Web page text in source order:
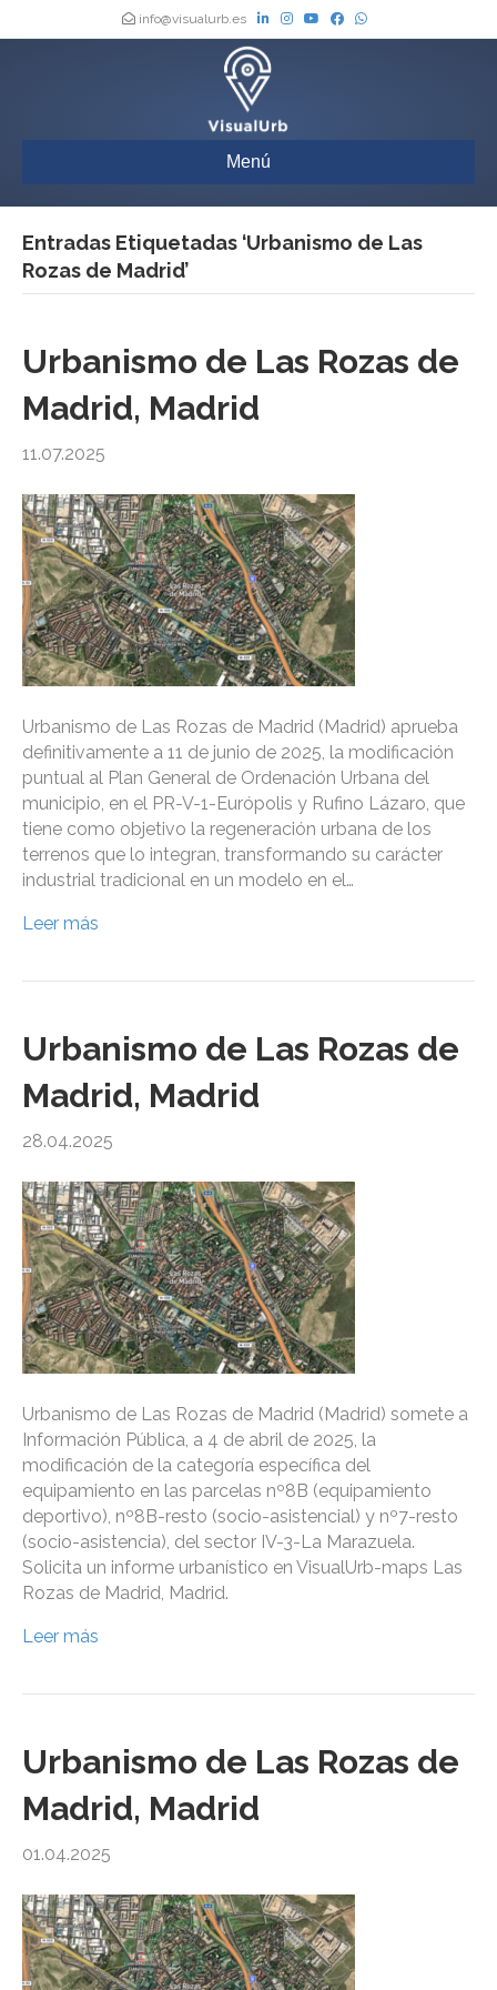
info@visualurb.es
Menú
Entradas Etiquetadas ‘Urbanismo de Las
Rozas de Madrid’
Urbanismo de Las Rozas de
Madrid, Madrid
11.07.2025
Urbanismo de Las Rozas de Madrid (Madrid) aprueba
definitivamente a 11 de junio de 2025, la modificación
puntual al Plan General de Ordenación Urbana del
municipio, en el PR-V-1-Európolis y Rufino Lázaro, que
tiene como objetivo la regeneración urbana de los
terrenos que lo integran, transformando su carácter
industrial tradicional en un modelo en el…
Leer más
Urbanismo de Las Rozas de
Madrid, Madrid
28.04.2025
Urbanismo de Las Rozas de Madrid (Madrid) somete a
Información Pública, a 4 de abril de 2025, la
modificación de la categoría específica del
equipamiento en las parcelas nº8B (equipamiento
deportivo), nº8B-resto (socio-asistencial) y nº7-resto
(socio-asistencia), del sector IV-3-La Marazuela.
Solicita un informe urbanístico en VisualUrb-maps Las
Rozas de Madrid, Madrid.
Leer más
Urbanismo de Las Rozas de
Madrid, Madrid
01.04.2025